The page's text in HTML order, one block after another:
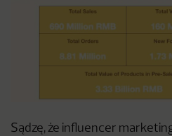
Sądzę, że influencer